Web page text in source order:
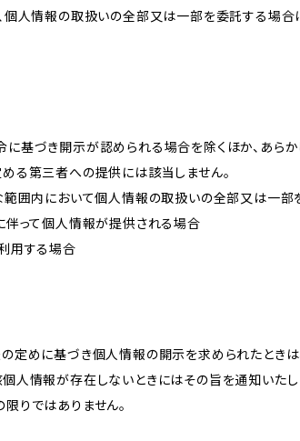
個人情報の取扱いの全部又は一部を委託する場
に基づき開示が認められる場合を除くほか、あら
る第三者への提供には該当しません。
範囲内において個人情報の取扱いの全部又は一
伴って個人情報が提供される場合
用する場合
定めに基づき個人情報の開示を求められたとき
人情報が存在しないときにはその旨を通知いたし
りではありません。